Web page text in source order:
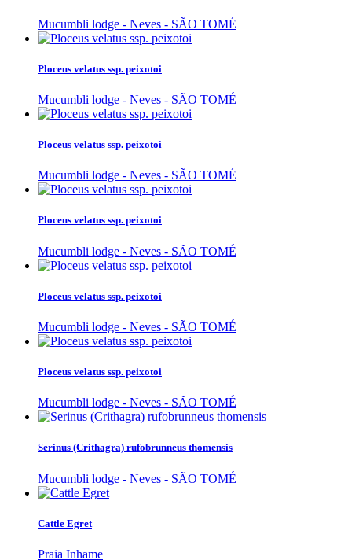
Mucumbli lodge - Neves - SÃO TOMÉ
Ploceus velatus ssp. peixotoi
Mucumbli lodge - Neves - SÃO TOMÉ
Ploceus velatus ssp. peixotoi
Mucumbli lodge - Neves - SÃO TOMÉ
Ploceus velatus ssp. peixotoi
Mucumbli lodge - Neves - SÃO TOMÉ
Ploceus velatus ssp. peixotoi
Mucumbli lodge - Neves - SÃO TOMÉ
Ploceus velatus ssp. peixotoi
Mucumbli lodge - Neves - SÃO TOMÉ
Serinus (Crithagra) rufobrunneus thomensis
Mucumbli lodge - Neves - SÃO TOMÉ
Cattle Egret
Praia Inhame